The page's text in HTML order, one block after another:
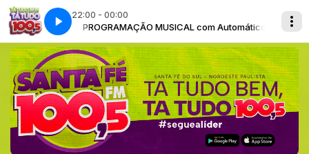
22:00 - 00:00
PROGRAMAÇÃO MUSICAL com Automático